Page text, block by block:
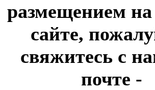
размещением
сайте,
свяжитесь с
почте -